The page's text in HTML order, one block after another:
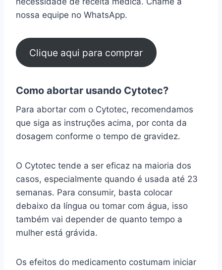
nossa equipe no WhatsApp.
Clique aqui para comprar
Como abortar usando Cytotec?
Para abortar com o Cytotec, recomendamos
que siga as instruções acima, por conta da
dosagem conforme o tempo de gravidez.
O Cytotec tende a ser eficaz na maioria dos
casos, especialmente quando é usada até 23
semanas. Para consumir, basta colocar
debaixo da língua ou tomar com água, isso
também vai depender de quanto tempo a
mulher está grávida.
Os efeitos do medicamento costumam iniciar